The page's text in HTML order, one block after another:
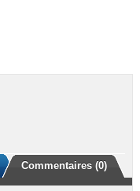
Commentaires (0)